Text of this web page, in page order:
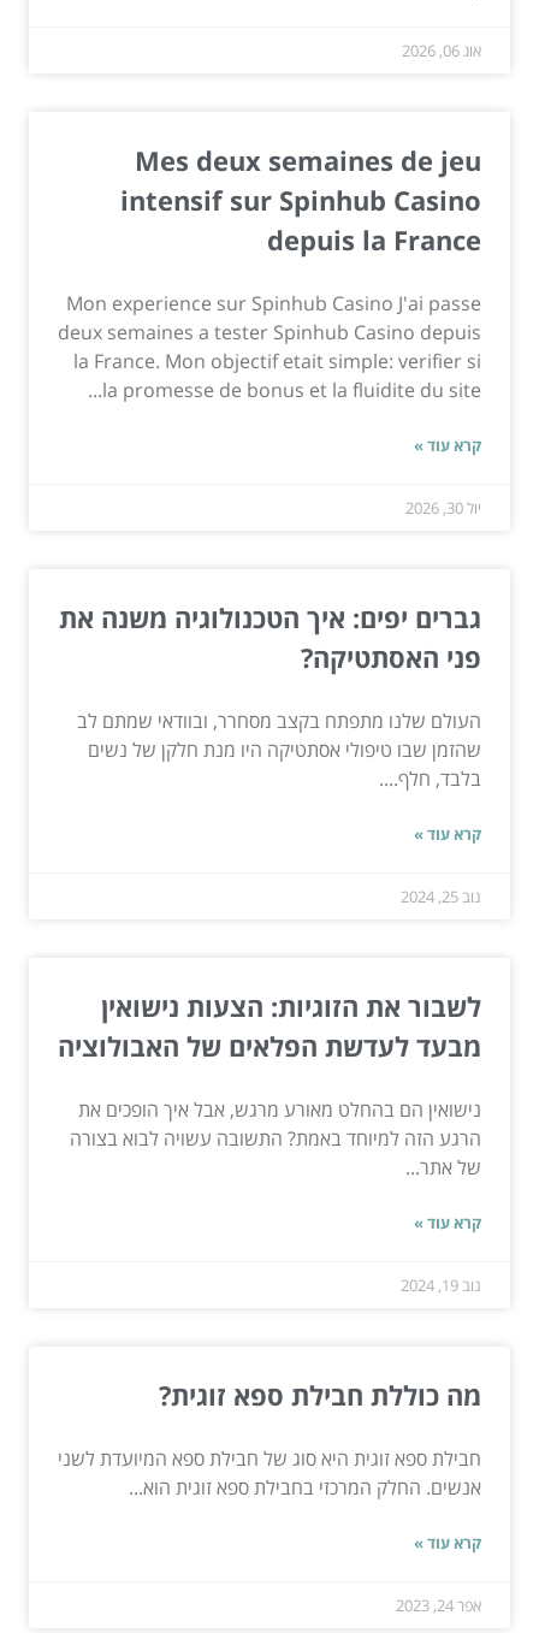
אוג 06, 2026
Mes deux semaines de jeu
intensif sur Spinhub Casino
depuis la France
Mon experience sur Spinhub Casino J'ai passe
deux semaines a tester Spinhub Casino depuis
la France. Mon objectif etait simple: verifier si
la promesse de bonus et la fluidite du site...
קרא עוד »
יול 30, 2026
גברים יפים: איך הטכנולוגיה משנה את
פני האסתטיקה?
העולם שלנו מתפתח בקצב מסחרר, ובוודאי שמתם לב
שהזמן שבו טיפולי אסתטיקה היו מנת חלקן של נשים
בלבד, חלף....
קרא עוד »
נוב 25, 2024
לשבור את הזוגיות: הצעות נישואין
מבעד לעדשת הפלאים של האבולוציה
נישואין הם בהחלט מאורע מרגש, אבל איך הופכים את
הרגע הזה למיוחד באמת? התשובה עשויה לבוא בצורה
של אתר...
קרא עוד »
נוב 19, 2024
מה כוללת חבילת ספא ​​זוגית?
חבילת ספא ​​זוגית היא סוג של חבילת ספא ​​המיועדת לשני
אנשים. החלק המרכזי בחבילת ספא ​​זוגית הוא...
קרא עוד »
אפר 24, 2023